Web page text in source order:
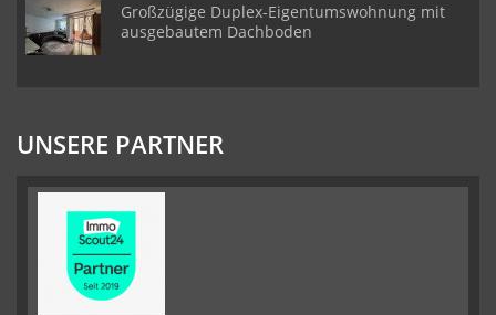
Großzügige Duplex-Eigentumswohnung mit
ausgebautem Dachboden
UNSERE PARTNER